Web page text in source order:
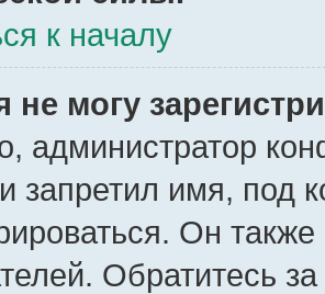
к началу
не могу
администратор
запретил имя, под
Он
Обратитесь